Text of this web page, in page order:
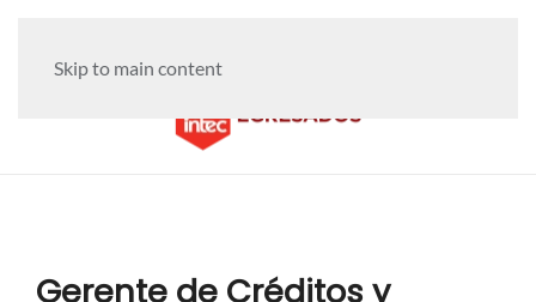
Skip to main content
Gerente de Créditos y